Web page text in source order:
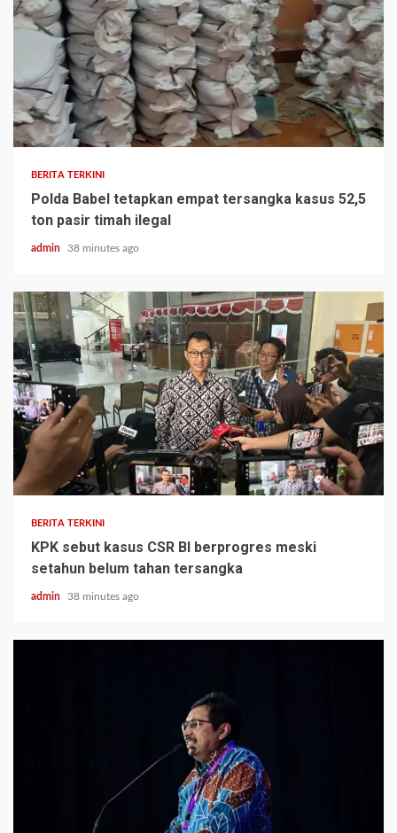
BERITA TERKINI
Polda Babel tetapkan empat tersangka kasus 52,5
ton pasir timah ilegal
admin 38 minutes ago
BERITA TERKINI
KPK sebut kasus CSR BI berprogres meski
setahun belum tahan tersangka
admin 38 minutes ago